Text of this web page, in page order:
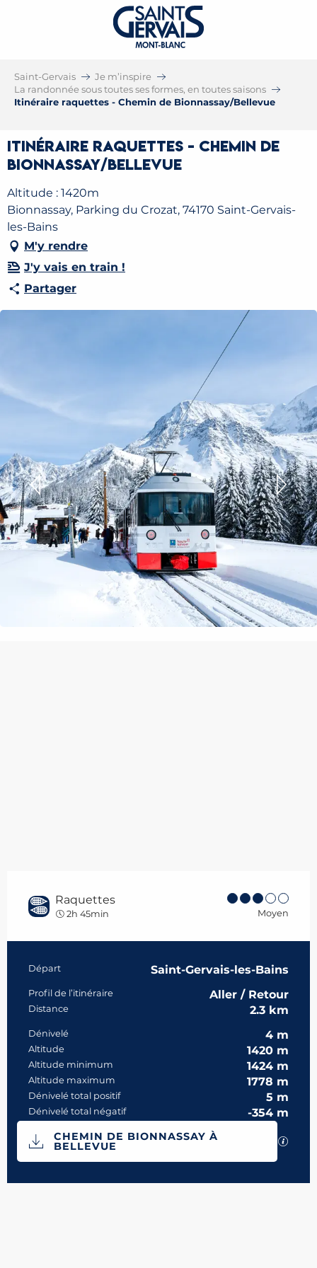
Saint-Gervais
Je m’inspire
La randonnée sous toutes ses formes, en toutes saisons
Itinéraire raquettes - Chemin de Bionnassay/Bellevue
Itinéraire raquettes - Chemin de
Bionnassay/Bellevue
Altitude : 1420m
Bionnassay, Parking du Crozat, 74170 Saint-Gervais-
les-Bains
M'y rendre
J'y vais en train !
Partager
Raquettes
2h 45min Moyen
Informations pratiques
Départ Saint-Gervais-les-Bains
Profil de l’itinéraire Aller / Retour
Distance 2.3 km
Dénivelé 4 m
Altitude 1420 m
Altitude minimum 1424 m
Altitude maximum 1778 m
Dénivelé total positif 5 m
Dénivelé total négatif -354 m
Documentation
CHEMIN DE BIONNASSAY À
BELLEVUE